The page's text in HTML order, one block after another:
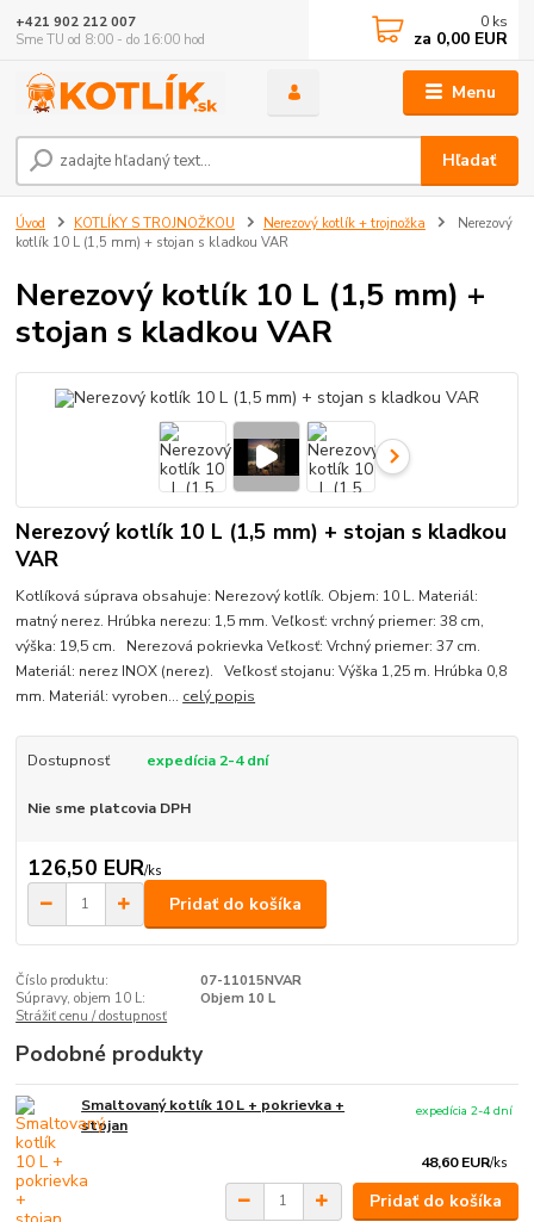
Menu
Hľadať
+421 902 212 007
Sme TU od 8:00 - do 16:00 hod
0 ks
za 0,00 EUR
Úvod KOTLÍKY S TROJNOŽKOU Nerezový kotlík + trojnožka
Nerezový
kotlík 10 L (1,5 mm) + stojan s kladkou VAR
Nerezový kotlík 10 L (1,5 mm) +
stojan s kladkou VAR
Nerezový kotlík 10 L (1,5 mm) + stojan s kladkou
VAR
Kotlíková súprava obsahuje: Nerezový kotlík. Objem: 10 L. Materiál:
matný nerez. Hrúbka nerezu: 1,5 mm. Veľkosť: vrchný priemer: 38 cm,
výška: 19,5 cm. Nerezová pokrievka Veľkosť: Vrchný priemer: 37 cm.
Materiál: nerez INOX (nerez). Veľkosť stojanu: Výška 1,25 m. Hrúbka 0,8
mm. Materiál: vyroben... celý popis
Dostupnosť expedícia 2-4 dní
Nie sme platcovia DPH
126,50 EUR/ks
Pridať do košíka
Číslo produktu:
07-11015NVAR
Súpravy, objem 10 L:
Objem 10 L
Strážiť cenu / dostupnosť
Podobné produkty
Smaltovaný kotlík 10 L + pokrievka +
stojan
48,60 EUR/ks
expedícia 2-4 dní
Pridať do košíka